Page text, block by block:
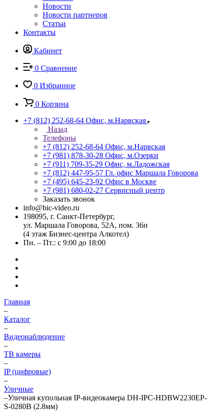
Новости
Новости партнеров
Статьи
Контакты
Кабинет
0 Сравнение
0 Избранное
0 Корзина
+7 (812) 252-68-64 Офис, м.Нарвская
Назад
Телефоны
+7 (812) 252-68-64 Офис, м.Нарвская
+7 (981) 878-30-28 Офис, м.Озерки
+7 (911) 709-35-29 Офис, м.Ладожская
+7 (812) 447-95-57 Гл. офис Маршала Говорова
+7 (495) 645-23-92 Офис в Москве
+7 (981) 680-02-27 Сервисный центр
Заказать звонок
info@bic-video.ru
198095, г. Санкт-Петербург,
ул. Маршала Говорова, 52А, пом. 36н
(4 этаж Бизнес-центра Алкотел)
Пн. – Пт.: с 9:00 до 18:00
Главная
–
Каталог
–
Видеонаблюдение
–
ТВ камеры
–
IP (цифровые)
–
Уличные
–Уличная купольная IP-видеокамера DH-IPC-HDBW2230EP-
S-0280B (2.8мм)